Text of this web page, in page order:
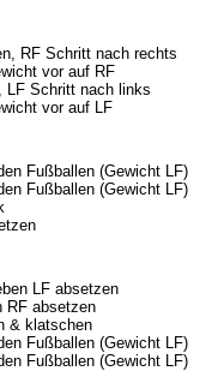
RF Schritt nach rechts
vor auf RF
LF Schritt nach links
vor auf LF
Fußballen (Gewicht LF)
Fußballen (Gewicht LF)
LF absetzen
RF absetzen
& klatschen
Fußballen (Gewicht LF)
Fußballen (Gewicht LF)